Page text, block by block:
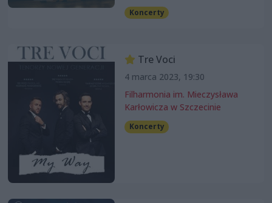
Koncerty
Tre Voci
4 marca 2023, 19:30
Filharmonia im. Mieczysława
Karłowicza w Szczecinie
Koncerty